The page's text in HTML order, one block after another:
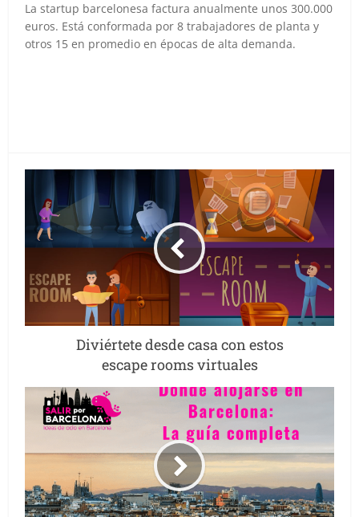
La startup barcelonesa factura anualmente unos 300.000
euros. Está conformada por 8 trabajadores de planta y
otros 15 en promedio en épocas de alta demanda.
Diviértete desde casa con estos
escape rooms virtuales